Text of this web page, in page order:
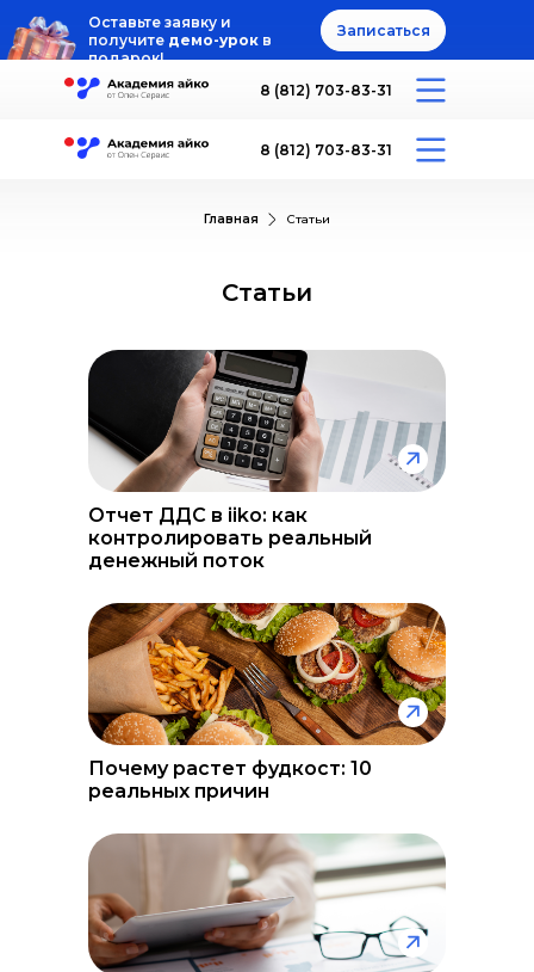
Оставьте заявку и
получите демо-урок в
подарок!
Записаться
8 (812) 703-83-31
8 (812) 703-83-31
Главная Статьи
Статьи
Отчет ДДС в iiko: как
контролировать реальный
денежный поток
Почему растет фудкост: 10
реальных причин